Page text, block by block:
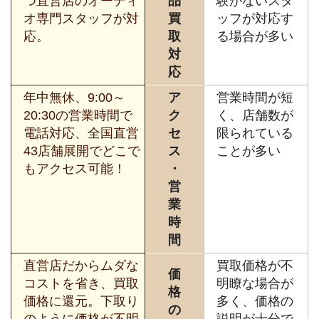
オ専門スタッフが対
応。
買
取
対
応
ッフが対応す
る場合が多い
年中無休、9:00～
20:30の営業時間で
電話対応、全国直営
43店舗展開でどこで
もアクセス可能！
ア
ク
セ
ス
・
営
業
時
間
営業時間が短
く、店舗数が
限られている
ことが多い
直営店だからムダな
コストを省き、買取
価格に還元。下取り
価
格
の
買取価格が不
明瞭な場合が
多く、価格の